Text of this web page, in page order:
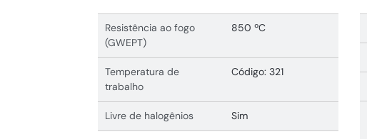
Resistência ao fogo
(GWEPT)
850 ºC
Temperatura de
trabalho
Código: 321
Livre de halogênios Sim